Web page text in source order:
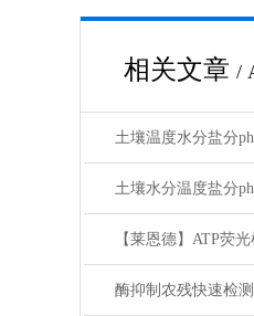
相关文章 /
酶抑制农残快速检